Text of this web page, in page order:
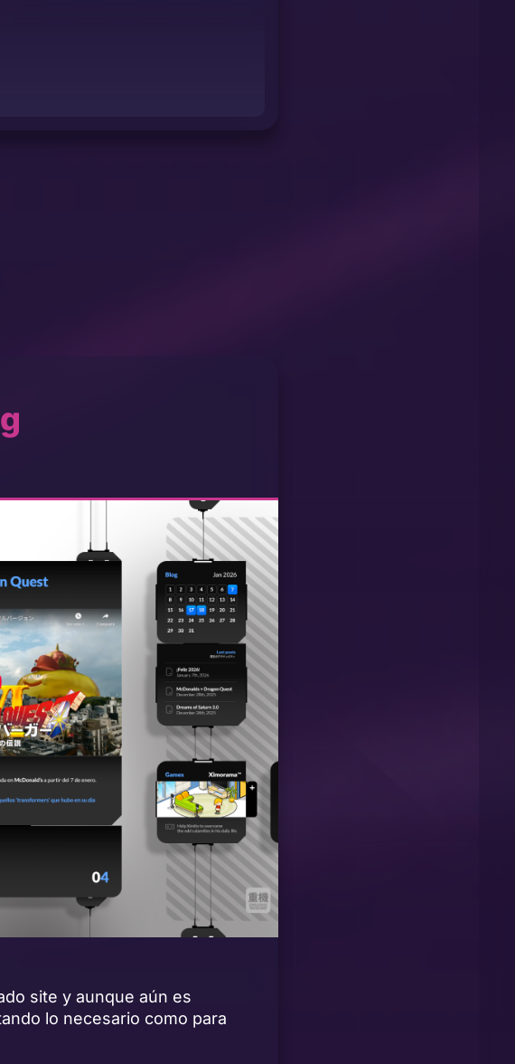
site y aunque aún es
lo necesario como para